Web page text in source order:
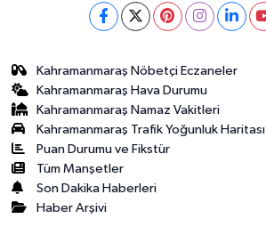
Kahramanmaraş Nöbetçi Eczaneler
Kahramanmaraş Hava Durumu
Kahramanmaraş Namaz Vakitleri
Kahramanmaraş Trafik Yoğunluk Haritası
Puan Durumu ve Fikstür
Tüm Manşetler
Son Dakika Haberleri
Haber Arşivi